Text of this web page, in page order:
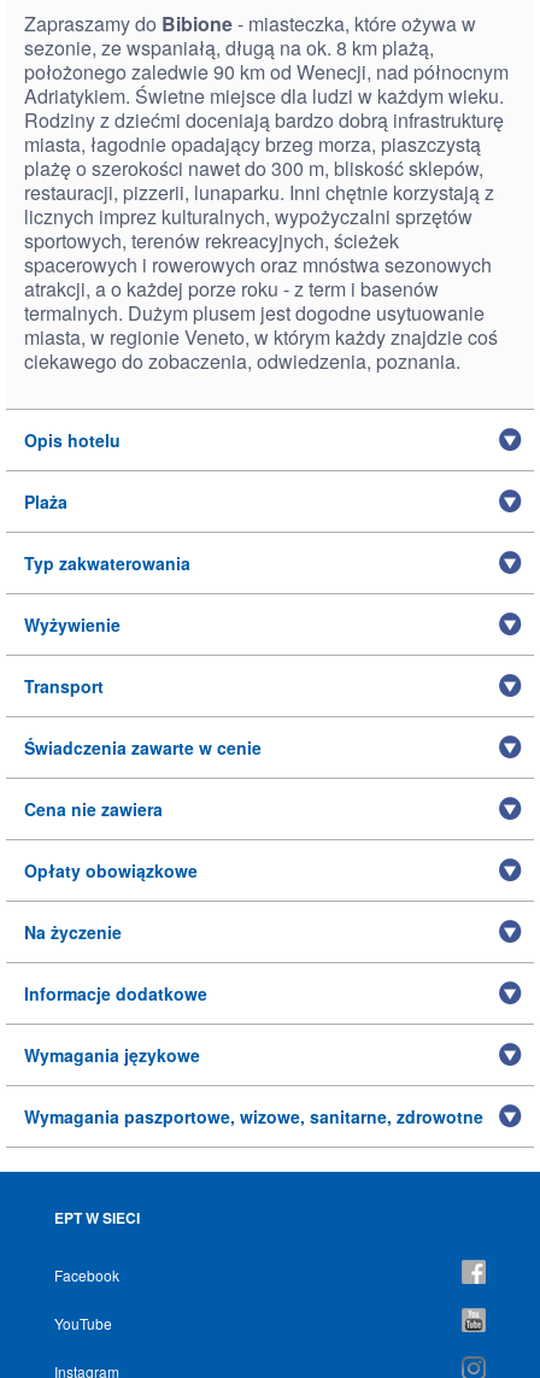
Zapraszamy do Bibione- miasteczka, które ożywa w
sezonie, ze wspaniałą, długą na ok. 8 km plażą,
położonego zaledwie 90 km od Wenecji, nad północnym
Adriatykiem. Świetne miejsce dla ludzi w każdym wieku.
Rodziny z dziećmi doceniają bardzo dobrą infrastrukturę
miasta, łagodnie opadający brzeg morza, piaszczystą
plażę o szerokości nawet do 300 m, bliskość sklepów,
restauracji, pizzerii, lunaparku. Inni chętnie korzystają z
licznych imprez kulturalnych, wypożyczalni sprzętów
sportowych, terenów rekreacyjnych, ścieżek
spacerowych i rowerowych oraz mnóstwa sezonowych
atrakcji, a o każdej porze roku - z term i basenów
termalnych. Dużym plusem jest dogodne usytuowanie
miasta, w regionie Veneto, w którym każdy znajdzie coś
ciekawego do zobaczenia, odwiedzenia, poznania.
Opis hotelu
Plaża
Typ zakwaterowania
Wyżywienie
Transport
Świadczenia zawarte w cenie
Cena nie zawiera
Opłaty obowiązkowe
Na życzenie
Informacje dodatkowe
Wymagania językowe
Wymagania paszportowe, wizowe, sanitarne, zdrowotne
EPT W SIECI
Facebook
YouTube
Instagram